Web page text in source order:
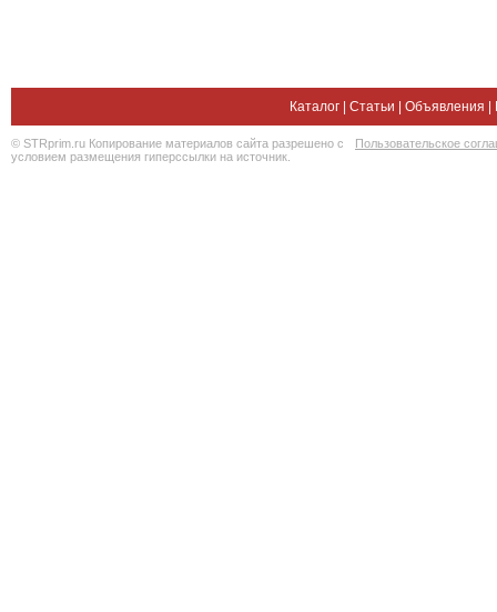
Каталог Статьи Объявления
© STRprim.ru Копирование материалов сайта разрешено с
условием размещения гиперссылки на источник.
Пользовательское